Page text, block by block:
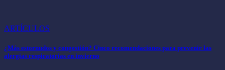
ARTÍCULOS
¿Más estornudos y congestión? Cinco recomendaciones para prevenir las
alergias respiratorias en invierno